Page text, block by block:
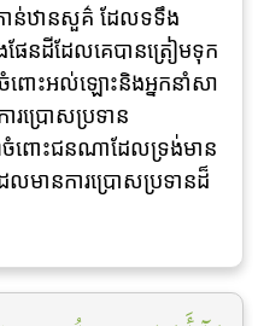
ាន់ឋានសួគ៌ ដែលទទឹង
ែនដីដែលគេបានត្រៀមទុក
ពោះអល់ឡោះនិងអ្នកនាំសា
រប្រោសប្រទាន
ពោះជនណាដែលទ្រង់មាន
មានការប្រោសប្រទានដ៏